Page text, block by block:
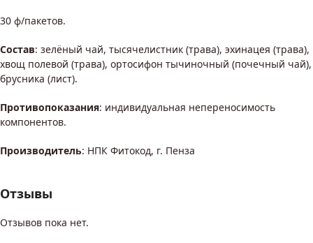
30 ф/пакетов.
Состав: зелёный чай, тысячелистник (трава), эхинацея (трава),
хвощ полевой (трава), ортосифон тычиночный (почечный чай),
брусника (лист).
Противопоказания: индивидуальная непереносимость
компонентов.
Производитель: НПК Фитокод, г. Пенза
Отзывы
Отзывов пока нет.